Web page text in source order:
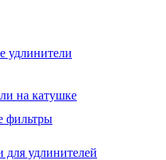
удлинители
на катушке
фильтры
для удлинителей